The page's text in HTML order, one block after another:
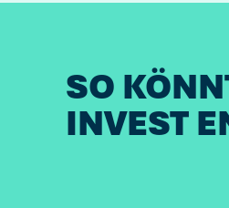
SO
INVEST